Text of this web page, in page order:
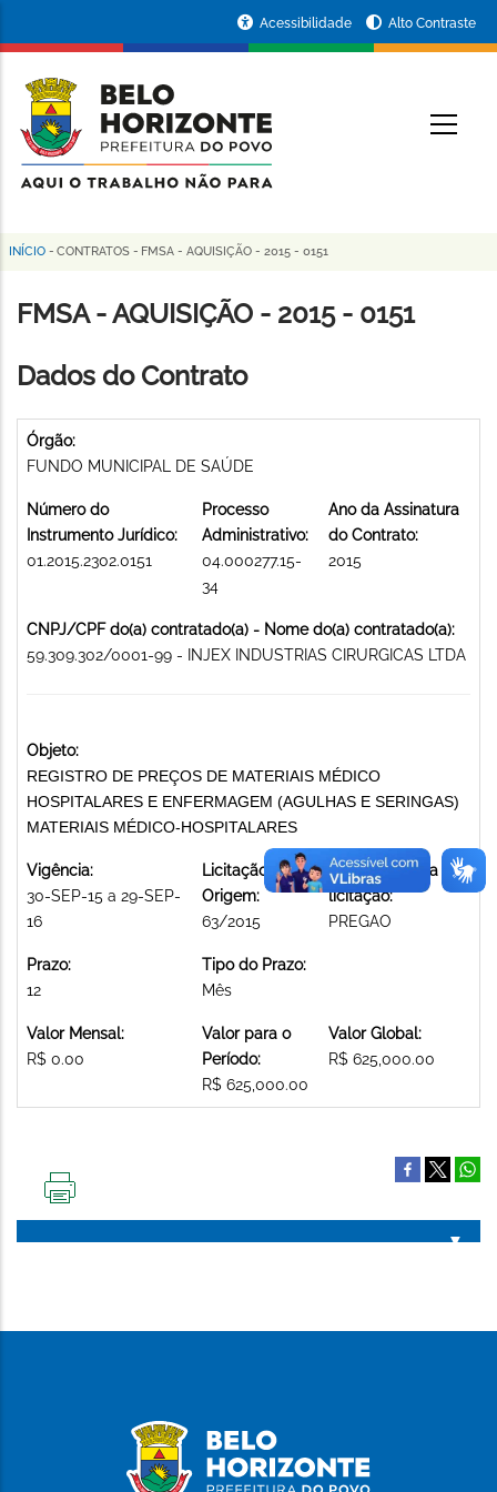
conteúdo
principal
da
Prefeitura
de
Horizonte
Acessibilidade Alto Contraste
Trilha
de
INÍCIO - CONTRATOS - FMSA - AQUISIÇÃO - 2015 - 0151
FMSA - AQUISIÇÃO - 2015 - 0151
Dados do Contrato
Órgão:
FUNDO MUNICIPAL DE SAÚDE
Número do
Instrumento Jurídico:
01.2015.2302.0151
Processo
Administrativo:
04.000277.15-
34
Ano da Assinatura
do Contrato:
2015
CNPJ/CPF do(a) contratado(a) - Nome do(a) contratado(a):
59.309.302/0001-99 - INJEX INDUSTRIAS CIRURGICAS LTDA
Objeto:
REGISTRO DE PREÇOS DE MATERIAIS MÉDICO
HOSPITALARES E ENFERMAGEM (AGULHAS E SERINGAS)
MATERIAIS MÉDICO-HOSPITALARES
Vigência:
30-SEP-15 a 29-SEP-
16
Licitação de
Origem:
63/2015
Modalidade da
licitação:
PREGAO
Prazo:
12
Tipo do Prazo:
Mês
Valor Mensal:
R$ 0.00
Valor para o
Período:
R$ 625,000.00
Valor Global:
R$ 625,000.00
PÁGINA